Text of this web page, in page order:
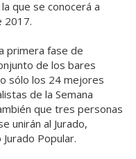
que se conocerá a
2017.
primera fase de
de los bares
sólo los 24 mejores
de la Semana
que tres personas
unirán al Jurado,
Popular.